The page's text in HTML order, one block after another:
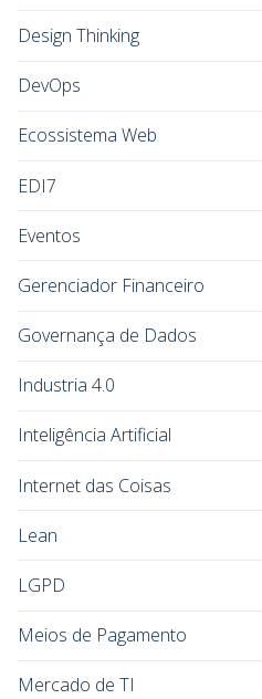
Design Thinking
DevOps
Ecossistema Web
EDI7
Eventos
Gerenciador Financeiro
Governança de Dados
Industria 4.0
Inteligência Artificial
Internet das Coisas
Lean
LGPD
Meios de Pagamento
Mercado de TI